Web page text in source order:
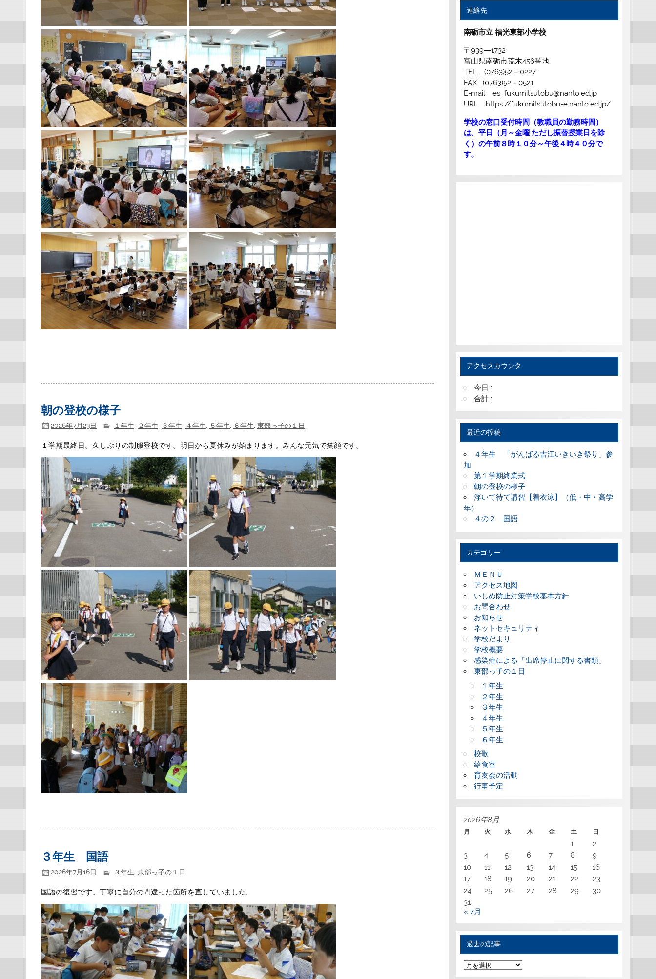
朝の登校の様子
2026年7月23日 １年生 ２年生 ３年生 ４年生 ５年生 ６年生 東部っ子の１日
１学期最終日。久しぶりの制服登校です。明日から夏休みが始まります。みんな元気で笑顔です。
３年生 国語
2026年7月16日 ３年生, 東部っ子の１日
国語の復習です。丁寧に自分の間違った箇所を直していました。
連絡先
南砺市立 福光東部小学校
〒939―1732
富山県南砺市荒木456番地
TEL (0763)52－0227
FAX (0763)52－0521
E-mail es_fukumitsutobu@nanto.ed.jp
URL https://fukumitsutobu-e.nanto.ed.jp/
学校の窓口受付時間（教職員の勤務時間）
は、平日（月～金曜 ただし振替授業日を除
く）の午前８時１０分～午後４時４０分で
す。
アクセスカウンタ
今日 :
合計 :
最近の投稿
４年生 「がんばる吉江いきいき祭り」参
加
第１学期終業式
朝の登校の様子
浮いて待て講習【着衣泳】（低・中・高学
年）
４の２ 国語
カテゴリー
ＭＥＮＵ
アクセス地図
いじめ防止対策学校基本方針
お問合わせ
お知らせ
ネットセキュリティ
学校だより
学校概要
感染症による「出席停止に関する書類」
東部っ子の１日
１年生
２年生
３年生
４年生
５年生
６年生
校歌
給食室
育友会の活動
行事予定
2026年8月
月 火 水 木 金 土 日
1
2
3
4 5 6 7 8
9
10
11 12 13 14 15
16
17
18 19 20 21 22
23
24
25 26 27 28 29
30
31
« 7月
過去の記事
過
去